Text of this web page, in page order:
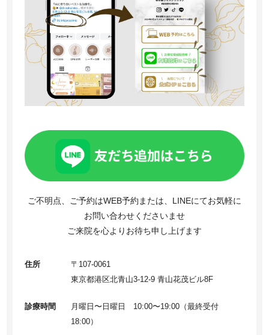
ご不明点、ご予約はWEB予約または、LINEにてお気軽に
お問い合わせくださいませ
ご来院を心よりお待ち申し上げます
住所
〒107-0061
東京都港区北青山3-12-9 青山花茂ビル8F
診療時間
月曜日〜日曜日 10:00〜19:00（最終受付
18:00）